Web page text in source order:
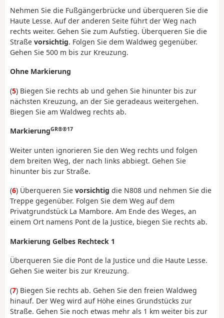
Nehmen Sie die Fußgängerbrücke und überqueren Sie die
Haute Lesse. Auf der anderen Seite führt der Weg nach
rechts weiter. Gehen Sie zum Aufstieg. Überqueren Sie die
Straße vorsichtig. Folgen Sie dem Waldweg gegenüber.
Gehen Sie 500 m bis zur Kreuzung.
Ohne Markierung
(5) Biegen Sie rechts ab und gehen Sie hinunter bis zur
nächsten Kreuzung, an der Sie geradeaus weitergehen.
Biegen Sie am Waldweg rechts ab.
MarkierungGR®®17
Weiter unten ignorieren Sie den Weg rechts und folgen
dem breiten Weg, der nach links abbiegt. Gehen Sie
hinunter bis zur Straße.
(6) Überqueren Sie vorsichtig die N808 und nehmen Sie die
Treppe gegenüber. Folgen Sie dem Weg auf dem
Privatgrundstück La Mambore. Am Ende des Weges, an
einem Ort namens Pont de la Justice, biegen Sie rechts ab.
Markierung Gelbes Rechteck 1
Überqueren Sie die Pont de la Justice und die Haute Lesse.
Gehen Sie weiter bis zur Kreuzung.
(7) Biegen Sie rechts ab. Gehen Sie den freien Waldweg
hinauf. Der Weg wird auf Höhe eines Grundstücks zur
Straße. Gehen Sie noch etwas mehr als 1 km weiter bis zur